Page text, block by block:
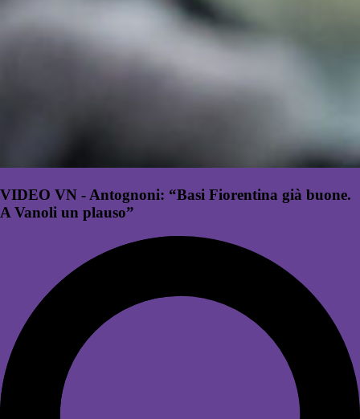
VIDEO VN - Antognoni: “Basi Fiorentina già buone.
A Vanoli un plauso”